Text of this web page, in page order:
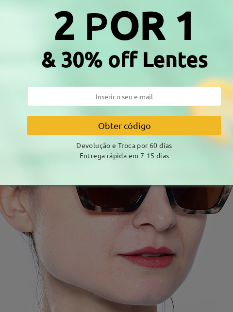
2 POR 1
& 30% off Lentes
Obter código
Devolução e Troca por 60 dias
Entrega rápida em 7-15 dias